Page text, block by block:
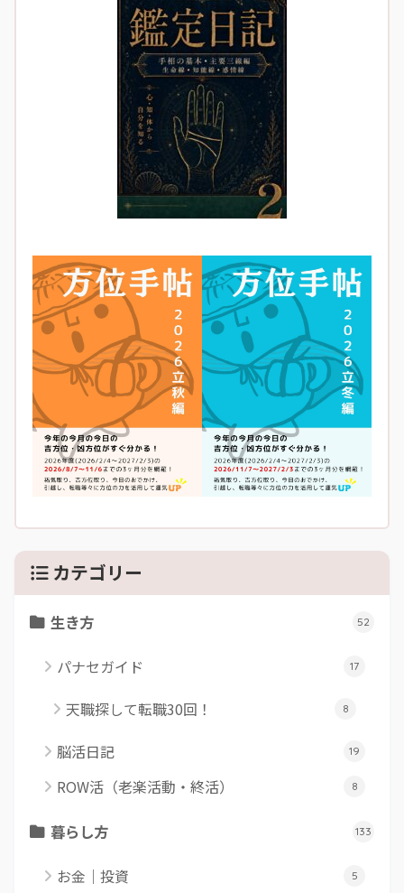
カテゴリー
生き方 52
パナセガイド 17
天職探して転職30回！ 8
脳活日記 19
ROW活（老楽活動・終活） 8
暮らし方 133
お金｜投資 5